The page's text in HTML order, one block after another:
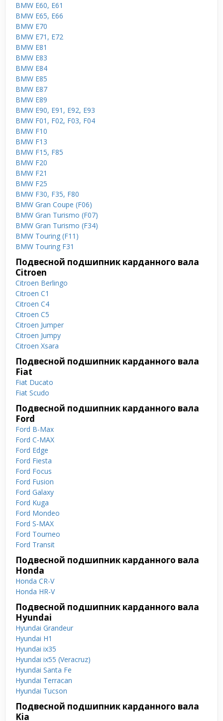
BMW E60, E61
BMW E65, E66
BMW E70
BMW E71, E72
BMW E81
BMW E83
BMW E84
BMW E85
BMW E87
BMW E89
BMW E90, E91, E92, E93
BMW F01, F02, F03, F04
BMW F10
BMW F13
BMW F15, F85
BMW F20
BMW F21
BMW F25
BMW F30, F35, F80
BMW Gran Coupe (F06)
BMW Gran Turismo (F07)
BMW Gran Turismo (F34)
BMW Touring (F11)
BMW Touring F31
Подвесной подшипник карданного вала
Citroen
Citroen Berlingo
Citroen C1
Citroen C4
Citroen C5
Citroen Jumper
Citroen Jumpy
Citroen Xsara
Подвесной подшипник карданного вала
Fiat
Fiat Ducato
Fiat Scudo
Подвесной подшипник карданного вала
Ford
Ford B-Max
Ford C-MAX
Ford Edge
Ford Fiesta
Ford Focus
Ford Fusion
Ford Galaxy
Ford Kuga
Ford Mondeo
Ford S-MAX
Ford Tourneo
Ford Transit
Подвесной подшипник карданного вала
Honda
Honda CR-V
Honda HR-V
Подвесной подшипник карданного вала
Hyundai
Hyundai Grandeur
Hyundai H1
Hyundai ix35
Hyundai ix55 (Veracruz)
Hyundai Santa Fe
Hyundai Terracan
Hyundai Tucson
Подвесной подшипник карданного вала
Kia